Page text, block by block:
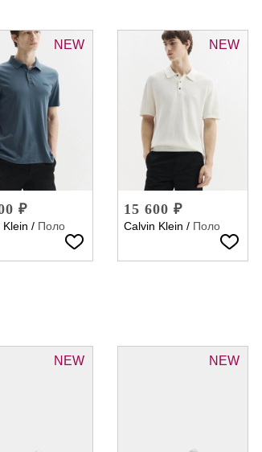
NEW
₽
Klein / Поло
NEW
15 600 ₽
Calvin Klein / Поло
NEW NEW